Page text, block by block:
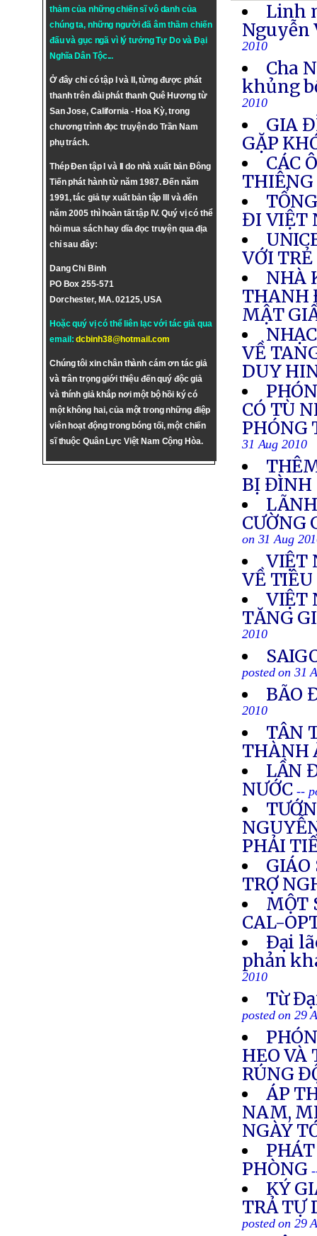
thảm của những chiến sĩ vô danh của
chúng ta, những người đã âm thầm chiến
đấu và gục ngã vì lý tưởngTự DovàĐại
Nghĩa Dân Tộc...
Ở đây chỉ có tập I và II, từng được phát
thanh trên đài phát thanh Quê Hương từ
San Jose, California - Hoa Kỳ, trong
chương trình đọc truyện do Trần Nam
phụ trách.
Thép Đen tập I và II do nhà xuất bản Đông
Tiến phát hành từ năm 1987. Đến năm
1991, tác giả tự xuất bản tập III và đến
năm 2005 thì hoàn tất tập IV. Quý vị có thể
hỏi mua sách hay dĩa đọc truyện qua địa
chỉ sau đây:
Dang Chi Binh
PO Box 255-571
Dorchester, MA. 02125, USA
Hoặc quý vị có thể liên lạc với tác giả qua
email:dcbinh38@hotmail.com
Chúng tôi xin chân thành cám ơn tác giả
và trân trọng giới thiệu đến quý độc giả
và thính giả khắp nơi một bộ hồi ký có
một không hai, của một trong những điệp
viên hoạt động trong bóng tối, một chiến
sĩ thuộc Quân Lực Việt Nam Cộng Hòa.
Linh
Nguyễn
2010
Cha
khủng
2010
GIA
GẶP
CÁC
ĐI VIỆT
VỚI
NHÀ
THANH
MẬT
VỀ
DUY
CÓ TÙ
PHÓNG
31 Aug 2010
BỊ ĐÌNH
CƯỜNG
on 31 Aug
VIỆT
VỀ
VIỆT
TĂNG
2010
posted on 31
BÃO
2010
TÂN
THÀNH
LẦN
NƯỚC --
PHẢI
GIÁO
TRỢ
MỘT
CAL-
Ðại
phản
2010
Từ
posted on 29
HEO
RÚNG
ÁP
NAM,
NGÀY
PHÒNG
KÝ
TRẢ TỰ
posted on 29